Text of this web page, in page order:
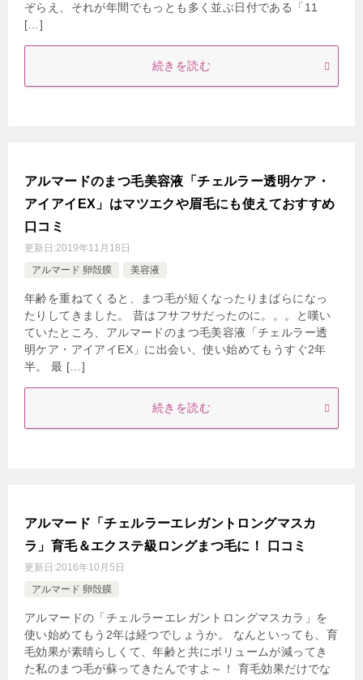
ぞらえ、それが年間でもっとも多く並ぶ日付である「11
[…]
続きを読む
アルマードのまつ毛美容液「チェルラー透明ケア・
アイアイEX」はマツエクや眉毛にも使えておすすめ
口コミ
更新日:2019年11月18日
アルマード 卵殻膜
美容液
年齢を重ねてくると、まつ毛が短くなったりまばらになっ
たりしてきました。 昔はフサフサだったのに。。。と嘆い
ていたところ、アルマードのまつ毛美容液「チェルラー透
明ケア・アイアイEX」に出会い、使い始めてもうすぐ2年
半。 最 […]
続きを読む
アルマード「チェルラーエレガントロングマスカ
ラ」育毛＆エクステ級ロングまつ毛に！ 口コミ
更新日:2016年10月5日
アルマード 卵殻膜
アルマードの「チェルラーエレガントロングマスカラ」を
使い始めてもう2年は経つでしょうか。 なんといっても、育
毛効果が素晴らしくて、年齢と共にボリュームが減ってき
た私のまつ毛が蘇ってきたんですよ～！ 育毛効果だけでな